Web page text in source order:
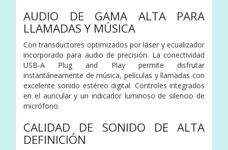
AUDIO DE GAMA ALTA PARA
LLAMADAS Y MÚSICA
Con transductores optimizados por láser y ecualizador
incorporado para audio de precisión. La conectividad
USB-A Plug and Play permite disfrutar
instantáneamente de música, películas y llamadas con
excelente sonido estéreo digital. Controles integrados
en el auricular y un indicador luminoso de silencio de
micrófono.
CALIDAD DE SONIDO DE ALTA
DEFINICIÓN